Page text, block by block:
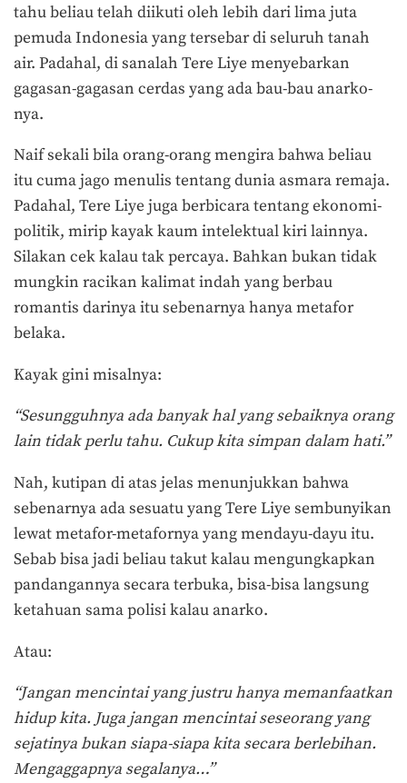
tahu beliau telah diikuti oleh lebih dari lima juta
pemuda Indonesia yang tersebar di seluruh tanah
air. Padahal, di sanalah Tere Liye menyebarkan
gagasan-gagasan cerdas yang ada bau-bau anarko-
nya.
Naif sekali bila orang-orang mengira bahwa beliau
itu cuma jago menulis tentang dunia asmara remaja.
Padahal, Tere Liye juga berbicara tentang ekonomi-
politik, mirip kayak kaum intelektual kiri lainnya.
Silakan cek kalau tak percaya. Bahkan bukan tidak
mungkin racikan kalimat indah yang berbau
romantis darinya itu sebenarnya hanya metafor
belaka.
Kayak gini misalnya:
“Sesungguhnya ada banyak hal yang sebaiknya orang
lain tidak perlu tahu. Cukup kita simpan dalam hati.”
Nah, kutipan di atas jelas menunjukkan bahwa
sebenarnya ada sesuatu yang Tere Liye sembunyikan
lewat metafor-metafornya yang mendayu-dayu itu.
Sebab bisa jadi beliau takut kalau mengungkapkan
pandangannya secara terbuka, bisa-bisa langsung
ketahuan sama polisi kalau anarko.
Atau:
“Jangan mencintai yang justru hanya memanfaatkan
hidup kita. Juga jangan mencintai seseorang yang
sejatinya bukan siapa-siapa kita secara berlebihan.
Mengaggapnya segalanya…”